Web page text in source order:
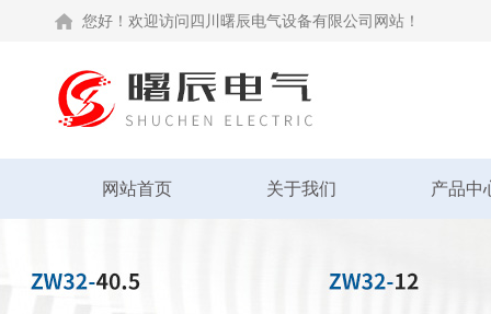
您好！欢迎访问四川曙辰电气设备有限公司网站！
网站首页 关于我们 产品中